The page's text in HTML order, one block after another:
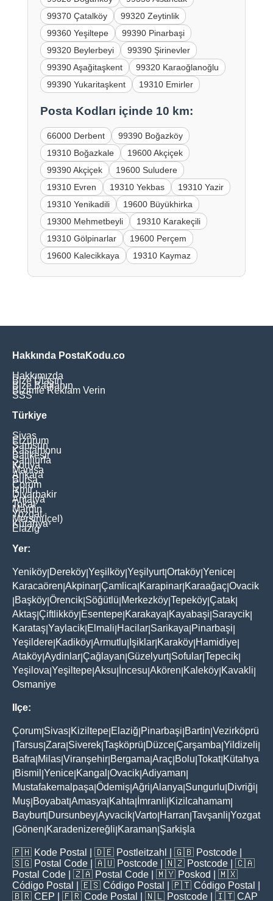
99370 Çatalköy
99320 Zeytinlik
99360 Yeşiltepe
99390 Pinarbaşi
99320 Beylerbeyi
99390 Şirinevler
99390 Aşağitaşkent
99320 Karaoğlanoğlu
99390 Yukaritaşkent
19310 Emirler
Posta Kodları içinde 10 km:
66000 Derbent
99390 Boğazköy
19310 Boğazkale
19600 Akçiçek
99390 Akçiçek
19600 Suludere
19310 Evren
19310 Yekbas
19310 Yazir
19310 Yenikadili
19600 Büyükhirka
19300 Mehmetbeyli
19310 Karakeçili
19310 Gölpinarlar
19600 Perçem
19600 Kalecikkaya
19310 Kaymaz
Hakkında PostaKodu.co
Hakkımızda
Bize Ulaşın
Bize Bağlanın
Bizimle Reklam Verin
SSS
Türkiye
Sivas
Erzurum
Samsun
Kastamonu
Balikesir
Şanliurfa
Konya
Manisa
Ankara
Bursa
Çorum
İzmir
Diyarbakir
Antalya
Tokat
Mardin
Yozgat
Mersin(İçel)
Kütahya
Elaziğ
Yer:
Yeniköy Dereköy Yeşilköy Yeşilyurt|Ortaköy Yenice
Karacaören Akpinar Çamlica Karapinar Karaağaç Ovacik
Başköy Örencik Söğütlü Merkezköy Tepeköy Çatak
Aktaş Çiftlikköy Esentepe Karakaya Kayabaşi Saraycik
Karataş Yaylacik Elmali Hacilar Sarikaya Pinarbaşi
Yeşildere Kadiköy Armutlu Işiklar Karaköy Hamidiye
Ataköy Aydinlar Çağlayan Güzelyurt| Sofular Tepecik
Yeşilova Yeşiltepe Aksu İncesu Akören Kaleköy Kavakli
Osmaniye
Ilçe:
Çorum Sivas Kiziltepe Elaziğ Pinarbaşi Bartin Vezirköprü
Tarsus Zara Siverek Taşköprü Düzce Çarşamba Yildizeli
Bafra Milas Viranşehir Bergama Araç Bolu Tokat| Kütahya
Bismil Yenice Kangal Ovacik Adiyaman
Mustafakemalpaşa Ödemiş Ağri Alanya Sungurlu Divriği
Muş Boyabat|Amasya Kahta İmranli Kizilcahamam
Bayburt| Dursunbey Ayvacik Varto Harran Tavşanli Yozgat
Gönen Karadenizereğli Karaman Şarkişla
🇵🇭 Kode Postal | 🇩🇪 Postleitzahl | 🇬🇧 Postcode
🇸🇬 Postal Code | 🇦🇺 Postcode | 🇳🇿 Postcode | 🇨🇦
Postal Code | 🇿🇦 Postal Code | 🇲🇾 Poskod
| 🇲🇽
Código Postal
| 🇪🇸 Código Postal | 🇵🇹 Código Postal
🇧🇷 CEP | 🇫🇷 Code Postal | 🇳🇱 Postcode | 🇮🇹 CAP